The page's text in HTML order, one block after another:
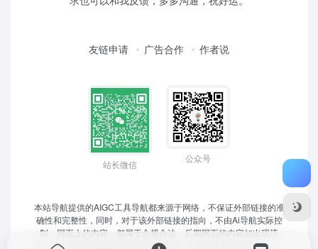
友链申请 广告合作 作者说
站长微信
公众号
本站导航提供的AIGC工具导航都来源于网络，不保证外部链接的准
确性和完整性，同时，对于该外部链接的指向，不由Ai导航实际控
制，网页上的内容，都属于合规合法，后期网页的内容如出现违
规，可以直接联系网站管理员进行删除，Ai导航不承担任何责任。